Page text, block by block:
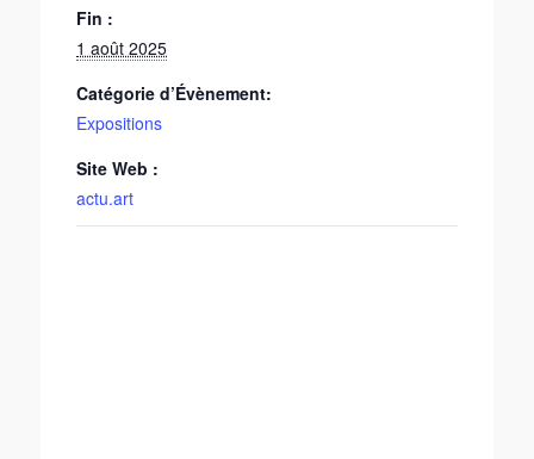
Fin :
1 août 2025
Catégorie d’Évènement:
Expositions
Site Web :
actu.art